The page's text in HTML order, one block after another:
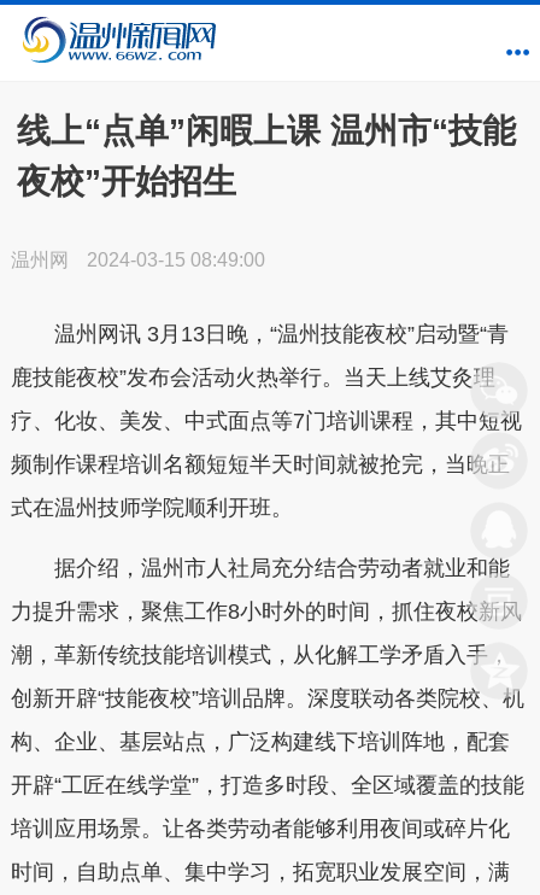
线上“点单”闲暇上课 温州市“技能
夜校”开始招生
温州网 2024-03-15 08:49:00
温州网讯 3月13日晚，“温州技能夜校”启动暨“青
鹿技能夜校”发布会活动火热举行。当天上线艾灸理
疗、化妆、美发、中式面点等7门培训课程，其中短视
频制作课程培训名额短短半天时间就被抢完，当晚正
式在温州技师学院顺利开班。
据介绍，温州市人社局充分结合劳动者就业和能
力提升需求，聚焦工作8小时外的时间，抓住夜校新风
潮，革新传统技能培训模式，从化解工学矛盾入手，
创新开辟“技能夜校”培训品牌。深度联动各类院校、机
构、企业、基层站点，广泛构建线下培训阵地，配套
开辟“工匠在线学堂”，打造多时段、全区域覆盖的技能
培训应用场景。让各类劳动者能够利用夜间或碎片化
时间，自助点单、集中学习，拓宽职业发展空间，满